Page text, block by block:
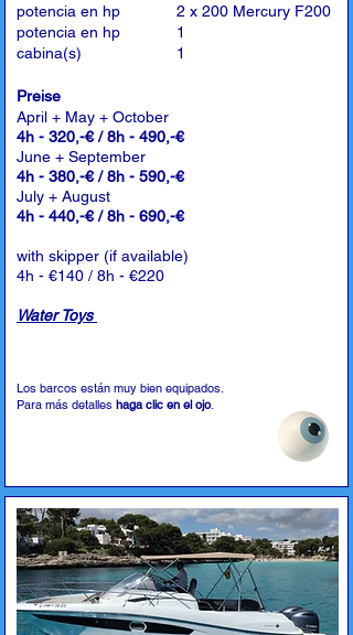
potencia en hp
potencia en hp
cabina(s)
2 x 200 Mercury F200
1
1
Preise
April + May + October
4h - 320,-€ / 8h - 490,-€
June + September
4h - 380,-€ / 8h - 590,-€
July + August
4h - 440,-€ / 8h - 690,-€
with skipper (if available)
4h - €140 / 8h - €220
Water Toys
Los barcos están muy bien equipados.
Para más detalles haga clic en el ojo.